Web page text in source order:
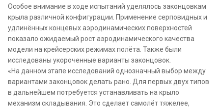
Особое внимание в ходе испытаний уделялось законцовкам
крыла различной конфигурации. Применение серповидных и
удлинённых концевых аэродинамических поверхностей
показало ожидаемый рост аэродинамического качества
модели на крейсерских режимах полёта. Также были
исследованы укороченные варианты законцовок.
«На данном этапе исследований однозначный выбор между
вариантами законцовок делать рано. Для первых двух типов
в дальнейшем потребуется устанавливать на крыло
механизм складывания. Это сделает самолёт тяжелее,